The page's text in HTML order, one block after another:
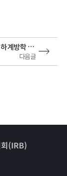
다음글
2025학년도 하계방학 중 단축근무 실시 안내(6/30 ~ 8/22)
(IRB)